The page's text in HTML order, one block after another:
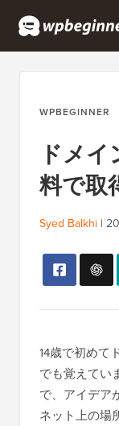
WPBEGINNER
ドメ
料で取
Syed Balkhi |
14歳で初めて
でも覚えてい
で、アイデア
ネット上の場